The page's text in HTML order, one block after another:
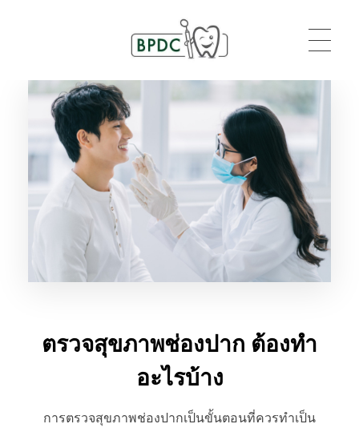
BPDC
ตรวจสุขภาพช่องปาก ต้องทำ
อะไรบ้าง
การตรวจสุขภาพช่องปากเป็นขั้นตอนที่ควรทำเป็น